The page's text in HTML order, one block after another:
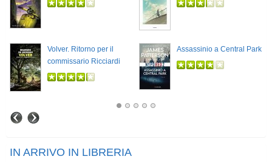
Volver. Ritorno per il
commissario Ricciardi
Assassinio a Central Park
IN ARRIVO IN LIBRERIA